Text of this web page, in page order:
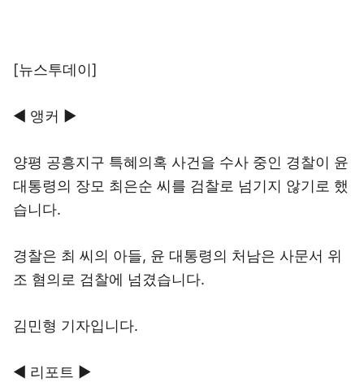
[뉴스투데이]
◀ 앵커 ▶
양평 공흥지구 특혜의혹 사건을 수사 중인 경찰이 윤
대통령의 장모 최은순 씨를 검찰로 넘기지 않기로 했
습니다.
경찰은 최 씨의 아들, 윤 대통령의 처남은 사문서 위
조 혐의로 검찰에 넘겼습니다.
김민형 기자입니다.
◀ 리포트 ▶